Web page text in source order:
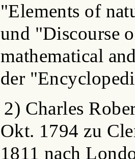
"Elements of
und "Discourse
mathematical
der
2) Charles
Okt. 1794 zu
1811 nach